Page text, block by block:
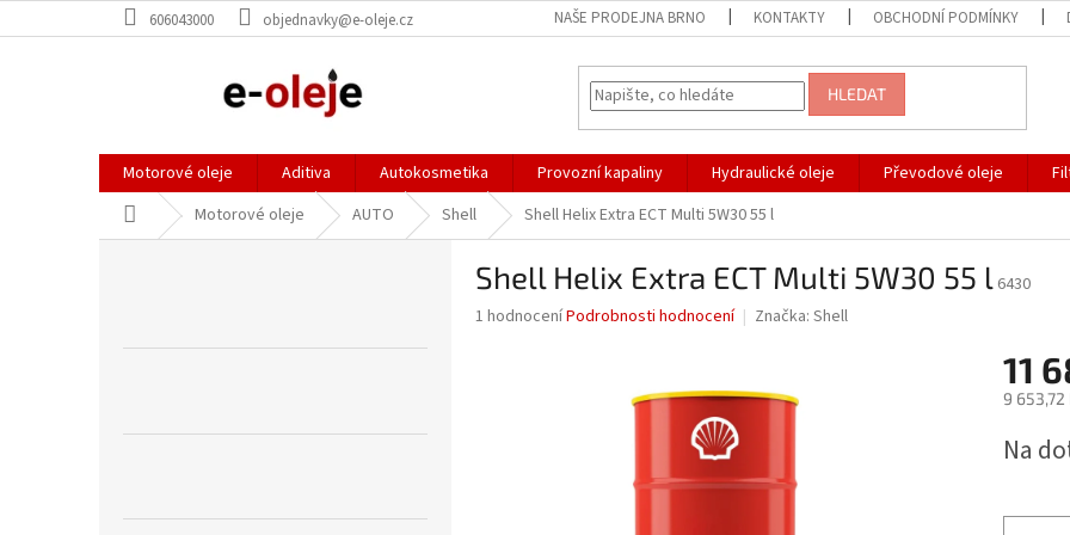
na
606043000 objednavky@e-oleje.cz NAŠE PRODEJNA BRNO KONTAKTY OBCHODNÍ PODMÍNKY
HLEDAT
Motorové oleje Aditiva Autokosmetika Provozní kapaliny Hydraulické oleje Převodové oleje
Domů Motorové oleje AUTO Shell Shell Helix Extra ECT Multi 5W30 55 l
Shell Helix Extra ECT Multi 5W30 55 l 6430
Průměrné
1 hodnoceníPodrobnosti hodnocení Značka: Shell
11
9 653,72
cena:
Na